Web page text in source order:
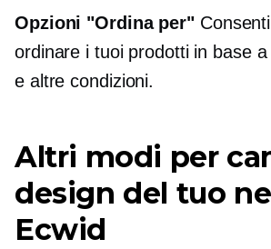
Opzioni "Ordina per"
ordinare i tuoi prodotti in base
e altre condizioni.
Altri modi per
design del tuo
Ecwid